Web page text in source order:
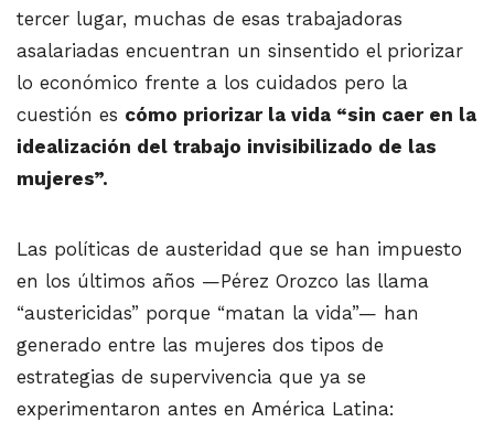
tercer lugar, muchas de esas trabajadoras
asalariadas encuentran un sinsentido el priorizar
lo económico frente a los cuidados pero la
cuestión es cómo priorizar la vida “sin caer en la
idealización del trabajo invisibilizado de las
mujeres”.
Las políticas de austeridad que se han impuesto
en los últimos años —Pérez Orozco las llama
“austericidas” porque “matan la vida”— han
generado entre las mujeres dos tipos de
estrategias de supervivencia que ya se
experimentaron antes en América Latina: